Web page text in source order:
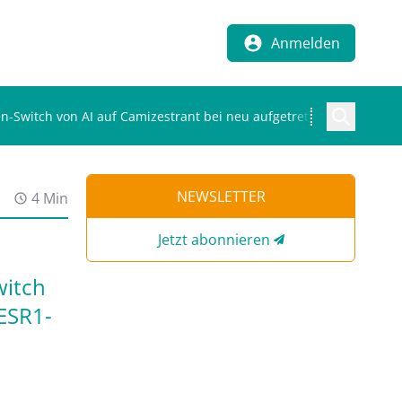
Anmelden
Switch von AI auf Camizestrant bei neu aufgetretener ESR1-
4 Min NEWSLETTER
Jetzt abonnieren